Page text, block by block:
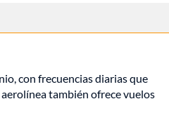
con frecuencias diarias que
también ofrece vuelos